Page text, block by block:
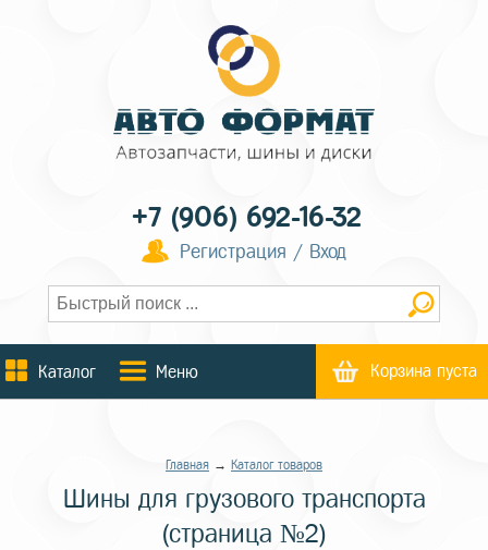
+7 (906) 692-16-32
Регистрация / Вход
Каталог Меню Корзина пуста
Главная → Каталог товаров
Шины для грузового транспорта
(страница №2)